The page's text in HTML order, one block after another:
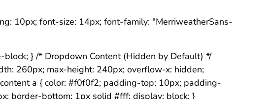
10px; font-size: 14px; font-family: "MerriweatherSans-
} /* Dropdown Content (Hidden by Default) */
260px; max-height: 240px; overflow-x: hidden;
a { color: #f0f0f2; padding-top: 10px; padding-
border-bottom: 1px solid #fff; display: block; }